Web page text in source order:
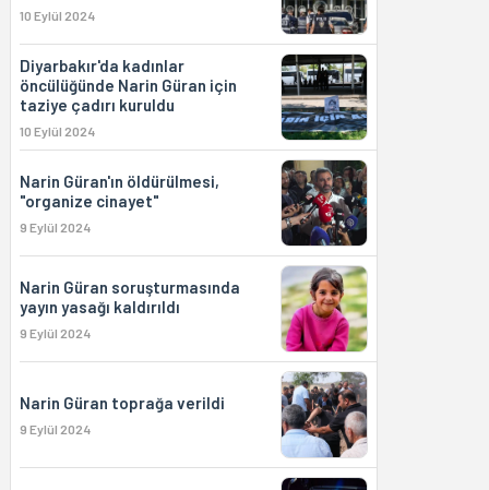
10 Eylül 2024
Diyarbakır'da kadınlar
öncülüğünde Narin Güran için
taziye çadırı kuruldu
10 Eylül 2024
Narin Güran'ın öldürülmesi,
"organize cinayet"
9 Eylül 2024
Narin Güran soruşturmasında
yayın yasağı kaldırıldı
9 Eylül 2024
Narin Güran toprağa verildi
9 Eylül 2024